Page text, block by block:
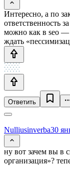
Интересно, а по
ответственность
можно как в seo —
ждать
Ответить
Nulliusinverba30
ну вот зачем вы в
организация»?